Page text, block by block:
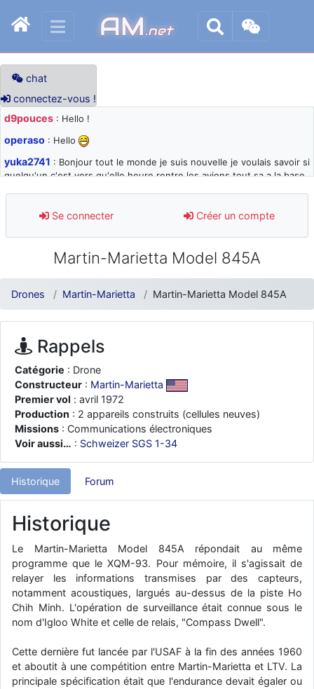
AM.net
chat
connectez-vous !
d9pouces : Hello !
operaso : Hello
yuka2741 : Bonjour tout le monde je suis nouvelle je voulais savoir si
quelqu'un c'est vers qu'elle heure rentre les avions tout sa a la base
d9pouces: désolé pour les quelques blocages du site ces derniers
jours : je teste des méthodes contre le spam et les bots trop nocifs
: Super, la nouvelle bannière
d9pouces
: je suis un avion@,._,+ > lesquels ? je ne suis pas sûr de
comprendre
d9pouces: ouakamois > si tu parles du sujet sur l'Armée de l'Air,
bien sûr que oui !
je suis un avion@,._,+
moi et quelques avions n'ont pas les mêmes noms qu'aujourd'hui
ouakamois
: Bonjourà toutes et à tous.en espérantque ces
quelques images du Pays Basque vous auront plu ; Agur…
d9pouces: Je me rattraperai à la Ferté samedi
d9pouces: Malheureusement non un peu trop loin pour moi !
fox_50 : Bonjour, certains parmis vous étaient-ils présent au
meeting de Lann Bihoué de 2026 ?
au site!
jericho : Bonne année et tous mes meilleurs voeux à tous pour
2026 !
little boy
: je vous souhaite un bon réveillon pour cette nouvelle
année!
jericho : Merci D9pouces, à mon tour de souhaiter un Joyeux Noël
et de bonnes fêtes de fin d'année.
d9pouces: Joyeux Noël à tous !
d9pouces: mais tu peux tenter l'un des rares lycées militaires
comme le Prytanée dans la Sarthe, ça ne peut pas faire de mal !
Se connecter Créer un compte
Martin-Marietta Model 845A
Drones Martin-Marietta Martin-Marietta Model 845A
Rappels
Catégorie : Drone
Constructeur : Martin-Marietta
Premier vol : avril 1972
Production : 2 appareils construits (cellules neuves)
Missions : Communications électroniques
Voir aussi… : Schweizer SGS 1-34
Historique Forum
Historique
Le Martin-Marietta Model 845A répondait au même
programme que le XQM-93. Pour mémoire, il s'agissait de
relayer les informations transmises par des capteurs,
notamment acoustiques, largués au-dessus de la piste Ho
Chih Minh. L'opération de surveillance était connue sous le
nom d'Igloo White et celle de relais, "Compass Dwell".
Cette dernière fut lancée par l'USAF à la fin des années 1960
et aboutit à une compétition entre Martin-Marietta et LTV. La
principale spécification était que l'endurance devait égaler ou